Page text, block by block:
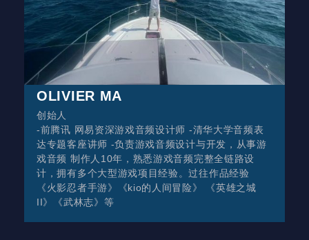
OLIVIER MA
创始人
-前腾讯 网易资深游戏音频设计师 -清华大学音频表
达专题客座讲师 -负责游戏音频设计与开发，从事游
戏音频 制作人10年，熟悉游戏音频完整全链路设
计，拥有多个大型游戏项目经验。过往作品经验
《火影忍者手游》《kio的人间冒险》 《英雄之城
II》《武林志》等